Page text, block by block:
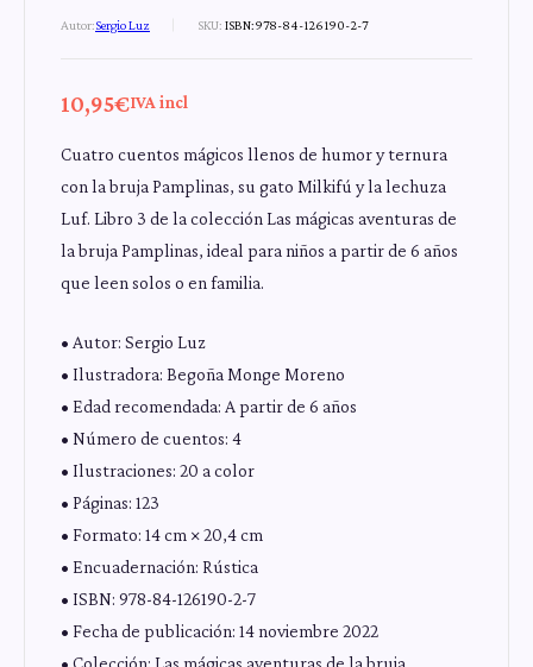
Autor:Sergio Luz SKU: ISBN:978-84-126190-2-7
10,95€IVA incl
Cuatro cuentos mágicos llenos de humor y ternura
con la bruja Pamplinas, su gato Milkifú y la lechuza
Luf. Libro 3 de la colección Las mágicas aventuras de
la bruja Pamplinas, ideal para niños a partir de 6 años
que leen solos o en familia.
• Autor: Sergio Luz
• Ilustradora: Begoña Monge Moreno
• Edad recomendada: A partir de 6 años
• Número de cuentos: 4
• Ilustraciones: 20 a color
• Páginas: 123
• Formato: 14 cm × 20,4 cm
• Encuadernación: Rústica
• ISBN: 978-84-126190-2-7
• Fecha de publicación: 14 noviembre 2022
• Colección: Las mágicas aventuras de la bruja